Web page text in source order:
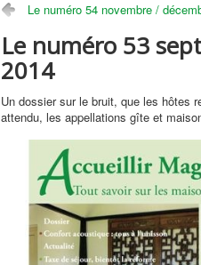
Le numéro 54 novembre /
Le numéro 53
2014
Un dossier sur le bruit, que les hôtes
attendu, les appellations gîte et